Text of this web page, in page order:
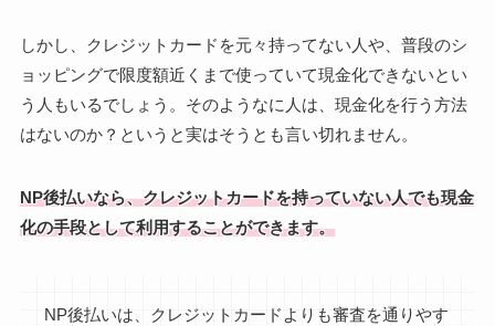
しかし、クレジットカードを元々持ってない人や、普段のシ
ョッピングで限度額近くまで使っていて現金化できないとい
う人もいるでしょう。そのようなに人は、現金化を行う方法
はないのか？というと実はそうとも言い切れません。
NP後払いなら、クレジットカードを持っていない人でも現金
化の手段として利用することができます。
NP後払いは、クレジットカードよりも審査を通りやす